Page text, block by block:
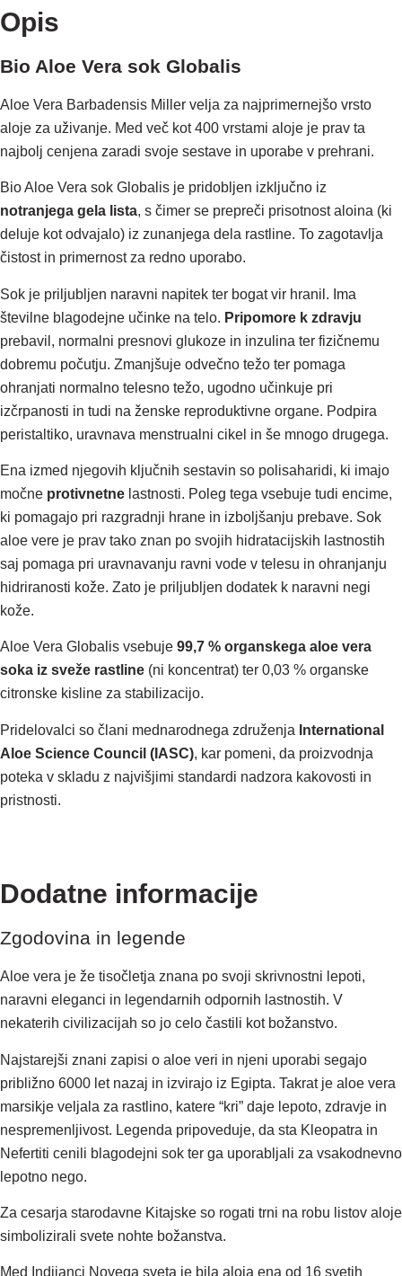
Opis
Bio Aloe Vera sok Globalis
Aloe Vera Barbadensis Miller velja za najprimernejšo vrsto
aloje za uživanje. Med več kot 400 vrstami aloje je prav ta
najbolj cenjena zaradi svoje sestave in uporabe v prehrani.
Bio Aloe Vera sok Globalis je pridobljen izključno iz
notranjega gela lista, s čimer se prepreči prisotnost aloina (ki
deluje kot odvajalo) iz zunanjega dela rastline. To zagotavlja
čistost in primernost za redno uporabo.
Sok je priljubljen naravni napitek ter bogat vir hranil. Ima
številne blagodejne učinke na telo. Pripomore k zdravju
prebavil, normalni presnovi glukoze in inzulina ter fizičnemu
dobremu počutju. Zmanjšuje odvečno težo ter pomaga
ohranjati normalno telesno težo, ugodno učinkuje pri
izčrpanosti in tudi na ženske reproduktivne organe. Podpira
peristaltiko, uravnava menstrualni cikel in še mnogo drugega.
Ena izmed njegovih ključnih sestavin so polisaharidi, ki imajo
močne protivnetne lastnosti. Poleg tega vsebuje tudi encime,
ki pomagajo pri razgradnji hrane in izboljšanju prebave. Sok
aloe vere je prav tako znan po svojih hidratacijskih lastnostih
saj pomaga pri uravnavanju ravni vode v telesu in ohranjanju
hidriranosti kože. Zato je priljubljen dodatek k naravni negi
kože.
Aloe Vera Globalis vsebuje 99,7 % organskega aloe vera
soka iz sveže rastline (ni koncentrat) ter 0,03 % organske
citronske kisline za stabilizacijo.
Pridelovalci so člani mednarodnega združenja International
Aloe Science Council (IASC), kar pomeni, da proizvodnja
poteka v skladu z najvišjimi standardi nadzora kakovosti in
pristnosti.
Dodatne informacije
Zgodovina in legende
Aloe vera je že tisočletja znana po svoji skrivnostni lepoti,
naravni eleganci in legendarnih odpornih lastnostih. V
nekaterih civilizacijah so jo celo častili kot božanstvo.
Najstarejši znani zapisi o aloe veri in njeni uporabi segajo
približno 6000 let nazaj in izvirajo iz Egipta. Takrat je aloe vera
marsikje veljala za rastlino, katere “kri” daje lepoto, zdravje in
nespremenljivost. Legenda pripoveduje, da sta Kleopatra in
Nefertiti cenili blagodejni sok ter ga uporabljali za vsakodnevno
lepotno nego.
Za cesarja starodavne Kitajske so rogati trni na robu listov aloje
simbolizirali svete nohte božanstva.
Med Indijanci Novega sveta je bila aloja ena od 16 svetih